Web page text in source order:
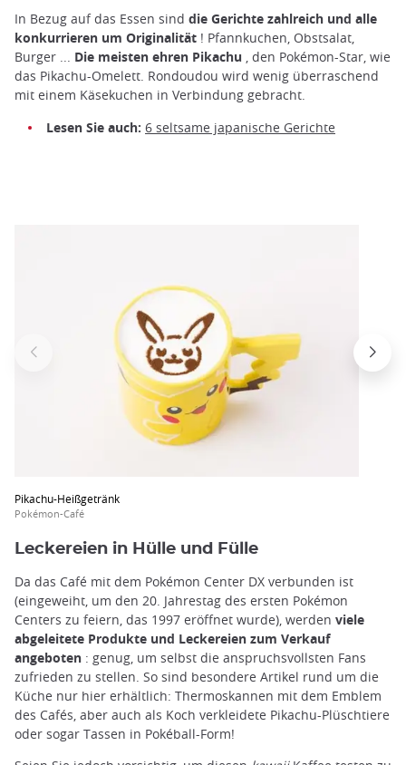
In Bezug auf das Essen sind die Gerichte zahlreich und alle
konkurrieren um Originalität ! Pfannkuchen, Obstsalat,
Burger ... Die meisten ehren Pikachu , den Pokémon-Star, wie
das Pikachu-Omelett. Rondoudou wird wenig überraschend
mit einem Käsekuchen in Verbindung gebracht.
Lesen Sie auch: 6 seltsame japanische Gerichte
Pikachu-Heißgetränk
Pokémon-Café
Leckereien in Hülle und Fülle
Da das Café mit dem Pokémon Center DX verbunden ist
(eingeweiht, um den 20. Jahrestag des ersten Pokémon
Centers zu feiern, das 1997 eröffnet wurde), werden viele
abgeleitete Produkte und Leckereien zum Verkauf
angeboten : genug, um selbst die anspruchsvollsten Fans
zufrieden zu stellen. So sind besondere Artikel rund um die
Küche nur hier erhältlich: Thermoskannen mit dem Emblem
des Cafés, aber auch als Koch verkleidete Pikachu-Plüschtiere
oder sogar Tassen in Pokéball-Form!